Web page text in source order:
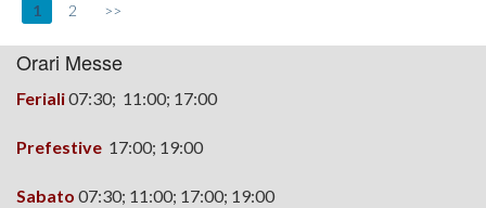
1 2 >>
Orari Messe
Feriali07:30; 11:00; 17:00
Prefestive 17:00; 19:00
Sabato 07:30; 11:00; 17:00; 19:00